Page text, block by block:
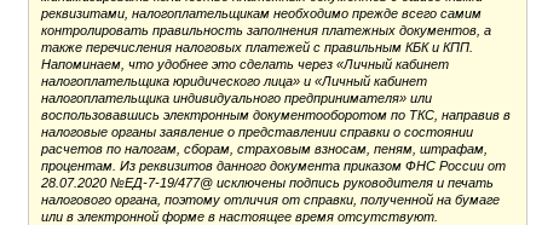
реквизитами, налогоплательщикам необходимо прежде всего самим
контролировать правильность заполнения платежных документов, а
также перечисления налоговых платежей с правильным КБК и КПП.
Напоминаем, что удобнее это сделать через «Личный кабинет
налогоплательщика юридического лица» и «Личный кабинет
налогоплательщика индивидуального предпринимателя» или
воспользовавшись электронным документооборотом по ТКС, направив в
налоговые органы заявление о представлении справки о состоянии
расчетов по налогам, сборам, страховым взносам, пеням, штрафам,
процентам. Из реквизитов данного документа приказом ФНС России от
28.07.2020 №ЕД-7-19/477@ исключены подпись руководителя и печать
налогового органа, поэтому отличия от справки, полученной на бумаге
или в электронной форме в настоящее время отсутствуют.